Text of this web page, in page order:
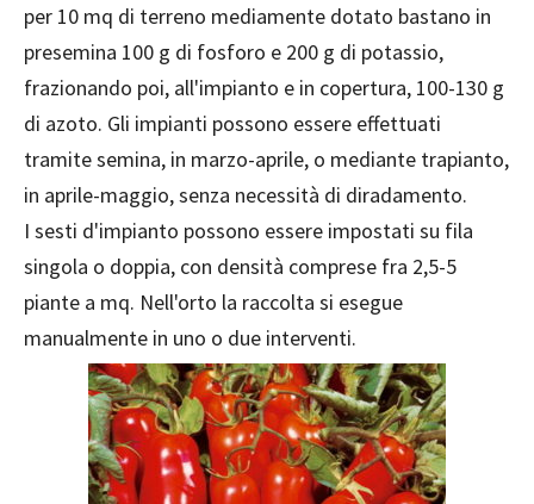
per 10 mq di terreno mediamente dotato bastano in
presemina 100 g di fosforo e 200 g di potassio,
frazionando poi, all'impianto e in copertura, 100-130 g
di azoto. Gli impianti possono essere effettuati
tramite semina, in marzo-aprile, o mediante trapianto,
in aprile-maggio, senza necessità di diradamento.
I sesti d'impianto possono essere impostati su fila
singola o doppia, con densità comprese fra 2,5-5
piante a mq. Nell'orto la raccolta si esegue
manualmente in uno o due interventi.